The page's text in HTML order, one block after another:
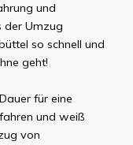
und
der Umzug
so schnell und
geht!
für eine
und weiß
von